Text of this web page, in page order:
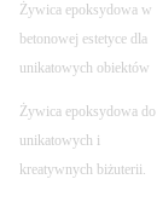
Żywica epoksydowa w
betonowej estetyce dla
unikatowych obiektów
Żywica epoksydowa do
unikatowych i
kreatywnych biżuterii.